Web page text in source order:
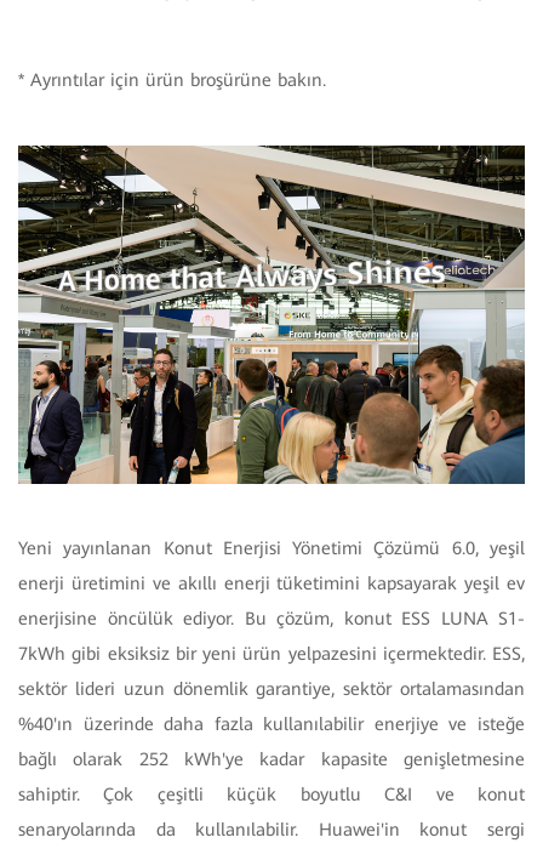
* Ayrıntılar için ürün broşürüne bakın.
Yeni yayınlanan Konut Enerjisi Yönetimi Çözümü 6.0, yeşil
enerji üretimini ve akıllı enerji tüketimini kapsayarak yeşil ev
enerjisine öncülük ediyor. Bu çözüm, konut ESS LUNA S1-
7kWh gibi eksiksiz bir yeni ürün yelpazesini içermektedir. ESS,
sektör lideri uzun dönemlik garantiye, sektör ortalamasından
%40'ın üzerinde daha fazla kullanılabilir enerjiye ve isteğe
bağlı olarak 252 kWh'ye kadar kapasite genişletmesine
sahiptir. Çok çeşitli küçük boyutlu C&I ve konut
senaryolarında da kullanılabilir. Huawei'in konut sergi